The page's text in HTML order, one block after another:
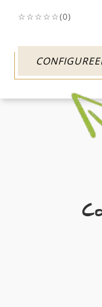
☆☆☆☆☆(0)